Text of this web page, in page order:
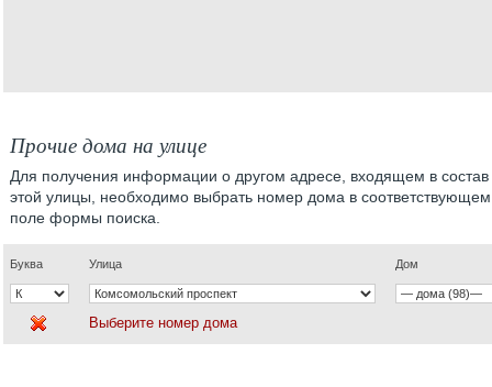
Прочие дома на улице
Для получения информации о другом адресе, входящем в состав
этой улицы, необходимо выбрать номер дома в соответствующем
поле формы поиска.
Буква Улица Дом
Выберите номер дома